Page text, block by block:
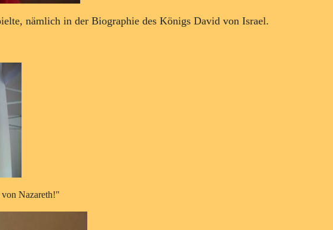
nämlich in der Biographie des Königs David von Israel.
von Nazareth!"